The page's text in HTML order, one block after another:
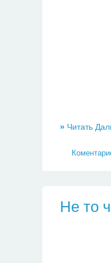
» Читать
Hе то